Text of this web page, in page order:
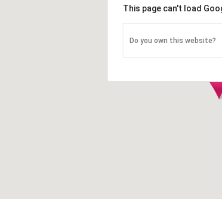
This page can't load
Do you own this website?